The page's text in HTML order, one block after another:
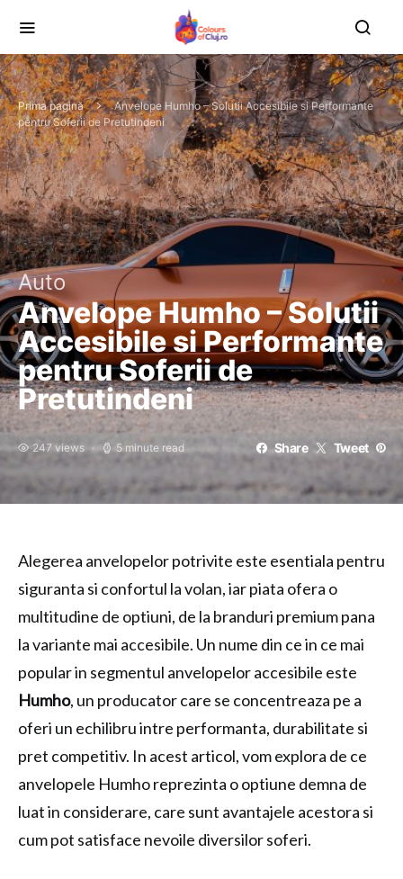
Prima pagină
Anvelope Humho – Solutii Accesibile si Performante
pentru Soferii de Pretutindeni
Auto
Anvelope Humho – Solutii
Accesibile si Performante
pentru Soferii de
Pretutindeni
247 views 5 minute read Share Tweet
Alegerea anvelopelor potrivite este esentiala pentru
siguranta si confortul la volan, iar piata ofera o
multitudine de optiuni, de la branduri premium pana
la variante mai accesibile. Un nume din ce in ce mai
popular in segmentul anvelopelor accesibile este
Humho, un producator care se concentreaza pe a
oferi un echilibru intre performanta, durabilitate si
pret competitiv. In acest articol, vom explora de ce
anvelopele Humho reprezinta o optiune demna de
luat in considerare, care sunt avantajele acestora si
cum pot satisface nevoile diversilor soferi.